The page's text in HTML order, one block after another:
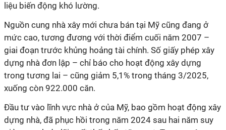
liệu biến động khó lường.
Nguồn cung nhà xây mới chưa bán tại Mỹ cũng đang ở
mức cao, tương đương với thời điểm cuối năm 2007 –
giai đoạn trước khủng hoảng tài chính. Số giấy phép xây
dựng nhà đơn lập – chỉ báo cho hoạt động xây dựng
trong tương lai – cũng giảm 5,1% trong tháng 3/2025,
xuống còn 922.000 căn.
Đầu tư vào lĩnh vực nhà ở của Mỹ, bao gồm hoạt động xây
dựng nhà, đã phục hồi trong năm 2024 sau hai năm suy